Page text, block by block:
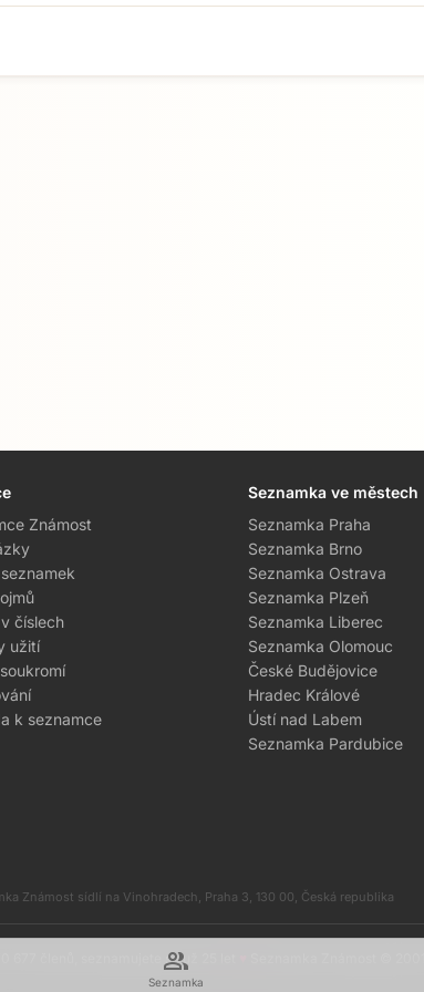
group
Seznamka
Známost
číslech
užití
k seznamce
Seznamka ve městech
Seznamka Praha
Seznamka Brno
Seznamka Ostrava
Seznamka Plzeň
Seznamka Liberec
Seznamka Olomouc
České Budějovice
Hradec Králové
Ústí nad Labem
Seznamka Pardubice
Známost sídlí na Vinohradech, Praha 3, 130 00, Česká republika
677 členů, seznamujete se už 25 let Seznamka Známost ©